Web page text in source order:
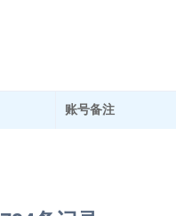
账号备注